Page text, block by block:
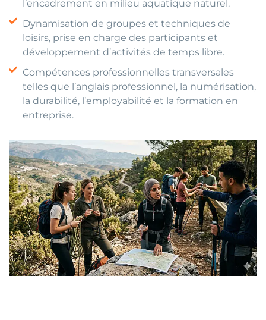
l’encadrement en milieu aquatique naturel.
Dynamisation de groupes et techniques de
loisirs, prise en charge des participants et
développement d’activités de temps libre.
Compétences professionnelles transversales
telles que l’anglais professionnel, la numérisation,
la durabilité, l’employabilité et la formation en
entreprise.